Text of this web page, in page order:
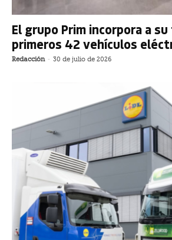
El grupo Prim incorpora a
primeros 42 vehículos
Redacción - 30 de julio de 2026